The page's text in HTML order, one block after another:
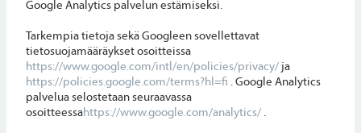
Google Analytics palvelun estämiseksi.
Tarkempia tietoja sekä Googleen sovellettavat
tietosuojamääräykset osoitteissa
https://www.google.com/intl/en/policies/privacy/ ja
https://policies.google.com/terms?hl=fi . Google Analytics
palvelua selostetaan seuraavassa
osoitteessahttps://www.google.com/analytics/